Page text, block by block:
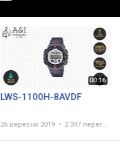
LWS-1100H-8AVDF
26 вересня 2019 2 347 переглядів